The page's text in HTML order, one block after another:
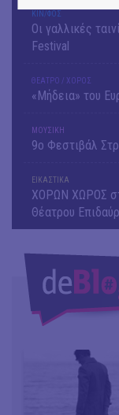
ΚΙΝ/ΦΟΣ
Οι γαλλικές
Festival
ΘΕΑΤΡΟ / ΧΟΡΟΣ
«Μήδεια» του
ΜΟΥΣΙΚΗ
9o Φεστιβάλ
ΕΙΚΑΣΤΙΚΑ
ΧΟΡΩΝ ΧΩΡΟΣ
Θέατρου